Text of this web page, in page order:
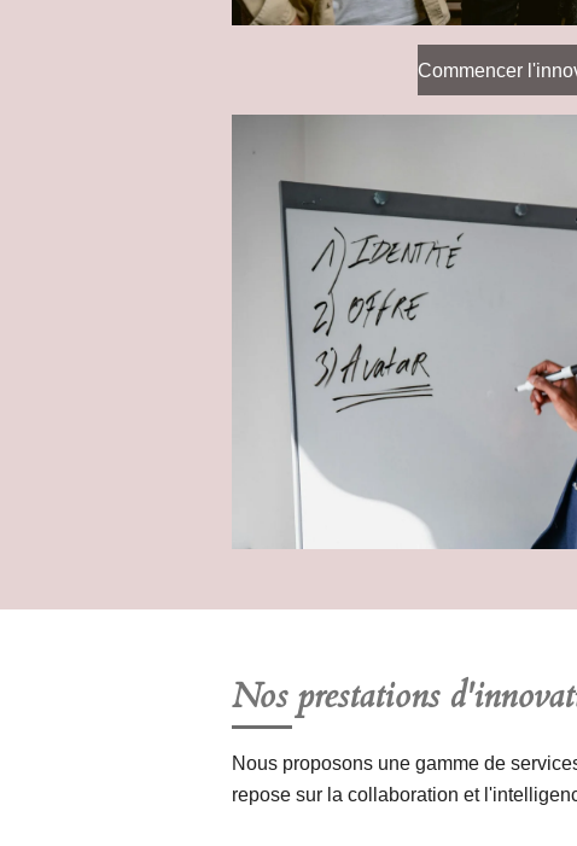
Commencer
Nos prestations
Nous proposons une gamme de
repose sur la collaboration et